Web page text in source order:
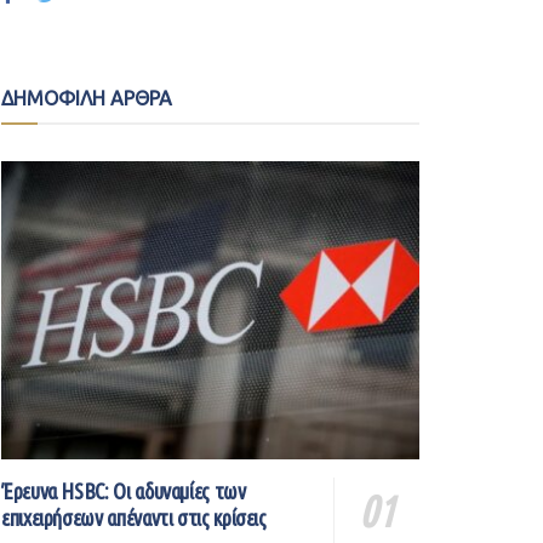
ΔΗΜΟΦΙΛΗ ΑΡΘΡΑ
Έρευνα HSBC: Οι αδυναμίες των
επιχειρήσεων απέναντι στις κρίσεις